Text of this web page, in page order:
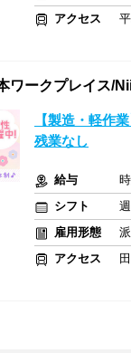
アクセス
ワークプレイス/
【製造・軽作
残業なし
給与
シフト
雇用形態
アクセス